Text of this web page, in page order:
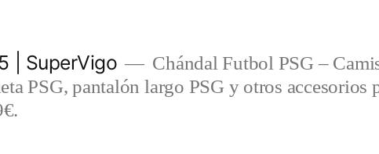
| SuperVigo
Chándal Futbol PSG –
PSG, pantalón largo PSG y otros accesorios